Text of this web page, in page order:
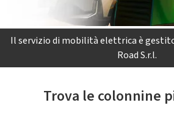
Il servizio di mobilità elettrica è
Road S.r.l.
Trova le colonnine